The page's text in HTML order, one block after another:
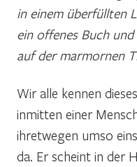
in einem überfüllten
ein offenes Buch und
auf der marmornen
Wir alle kennen
inmitten einer
ihretwegen umso
da. Er scheint in der